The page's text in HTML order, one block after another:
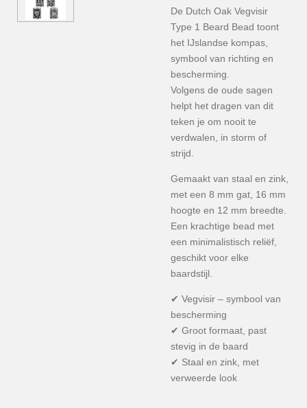
De Dutch Oak Vegvisir
Type 1 Beard Bead toont
het IJslandse kompas,
symbool van richting en
bescherming.
Volgens de oude sagen
helpt het dragen van dit
teken je om nooit te
verdwalen, in storm of
strijd.
Gemaakt van staal en zink,
met een 8 mm gat, 16 mm
hoogte en 12 mm breedte.
Een krachtige bead met
een minimalistisch reliëf,
geschikt voor elke
baardstijl.
✔ Vegvisir – symbool van
bescherming
✔ Groot formaat, past
stevig in de baard
✔ Staal en zink, met
verweerde look